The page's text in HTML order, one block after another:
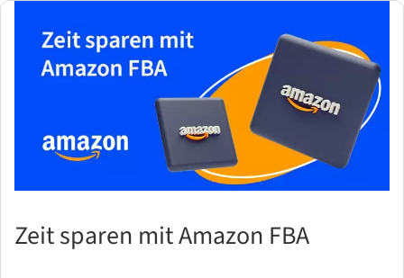
Zeit sparen mit Amazon FBA